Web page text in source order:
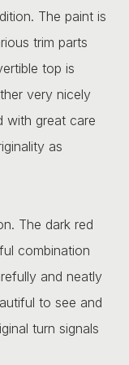
The paint is
trim parts
top is
very nicely
with great care
as
The dark red
combination
and neatly
to see and
turn signals